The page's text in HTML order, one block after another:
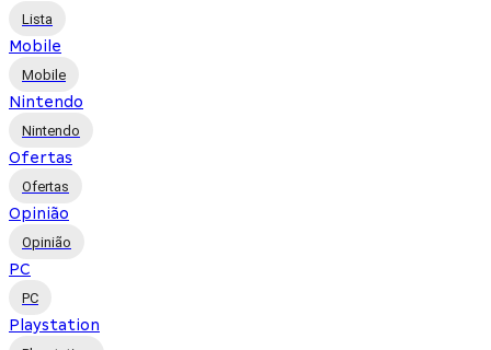
Lista
Mobile
Mobile
Nintendo
Nintendo
Ofertas
Ofertas
Opinião
Opinião
PC
PC
Playstation